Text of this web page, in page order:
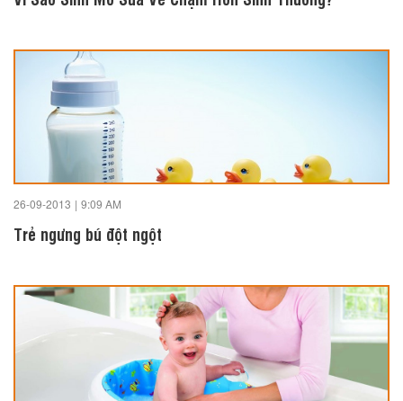
26-09-2013 | 9:09 AM
Trẻ ngưng bú đột ngột